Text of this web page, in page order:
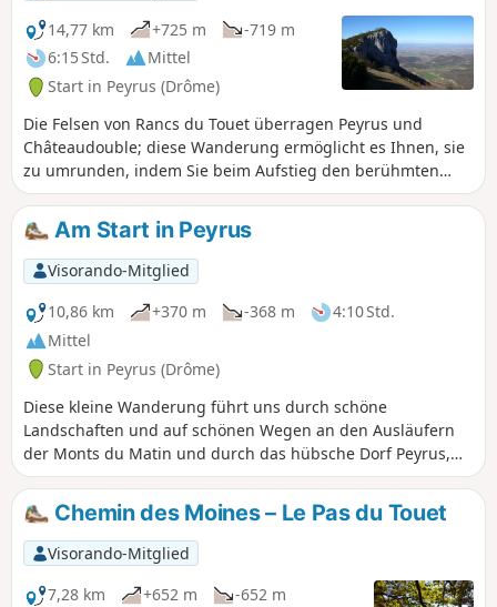
14,77 km
+725 m
-719 m
6:15 Std.
Mittel
Start in Peyrus (Drôme)
Die Felsen von Rancs du Touet überragen Peyrus und
Châteaudouble; diese Wanderung ermöglicht es Ihnen, sie
zu umrunden, indem Sie beim Aufstieg den berühmten
Chemin des Moines und den Pas du Touet nehmen und
beim Abstieg mit der Route des Limouches ein Spiel mit
den Serpentinen spielen. Schöne Aussichten und
abwechslungsreiche Wege garantiert! Anmerkung des
Moderators vom 13.09.2021: Achtung, es gibt einige
Schwierigkeiten, die Wege auf dieser Strecke zu finden:
siehe Kommentare am Ende dieser Beschreibung.
Am Start in Peyrus
Visorando-Mitglied
10,86 km
+370 m -368 m
4:10 Std.
Mittel
Start in Peyrus (Drôme)
Diese kleine Wanderung führt uns durch schöne
Landschaften und auf schönen Wegen an den Ausläufern
der Monts du Matin und durch das hübsche Dorf Peyrus,
das von der Lierne umgeben ist. Sie weist keine besonderen
Schwierigkeiten auf und ist für jeden Wanderer mit gutem
Schuhwerk geeignet.
Chemin des Moines – Le Pas du Touet
Visorando-Mitglied
7,28 km
+652 m
-652 m